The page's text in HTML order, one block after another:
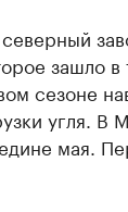
зашло
сезоне
угля. В
мая.